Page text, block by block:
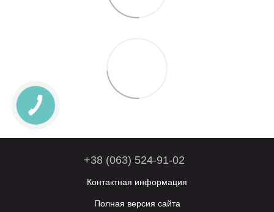
+38 (063) 524-91-02
Контактная информация
Полная версия сайта